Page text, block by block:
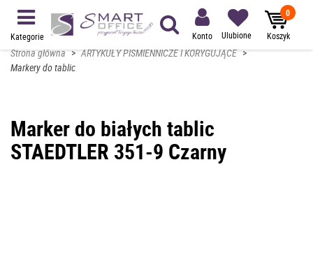
Kategorie Konto Ulubione
0
Koszyk
Strona główna > ARTYKUŁY PIŚMIENNICZE I KORYGUJĄCE >
Markery do tablic
Marker do białych tablic
STAEDTLER 351-9 Czarny